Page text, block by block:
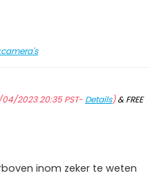
2023 20:35 PST- Details)&FREE
inom zeker te weten